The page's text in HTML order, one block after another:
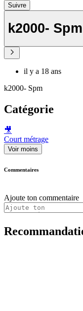
Suivre
k2000- Spm
il y a 18 ans
k2000- Spm
Catégorie
🎥
Court métrage
Voir moins
Commentaires
Ajoute ton commentaire